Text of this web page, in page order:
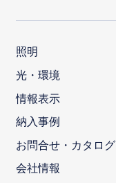
照明
光・環境
情報表示
納入事例
お問合せ・カタログ
会社情報